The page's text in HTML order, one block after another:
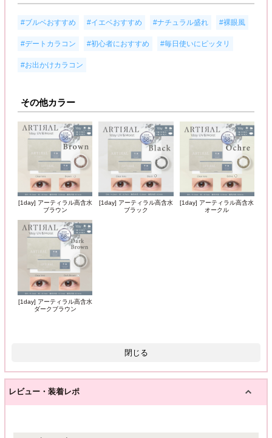
#ブルベおすすめ #イエベおすすめ #ナチュラル盛れ #裸眼風
#デートカラコン #初心者におすすめ #毎日使いにピッタリ
#お出かけカラコン
その他カラー
[1day] アーティラル高含水
ブラウン
[1day] アーティラル高含水
ブラック
[1day] アーティラル高含水
オークル
[1day] アーティラル高含水
ダークブラウン
閉じる
レビュー・装着レポ